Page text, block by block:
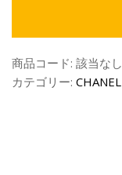
商品コード: 該当なし
カテゴリー: CHANEL